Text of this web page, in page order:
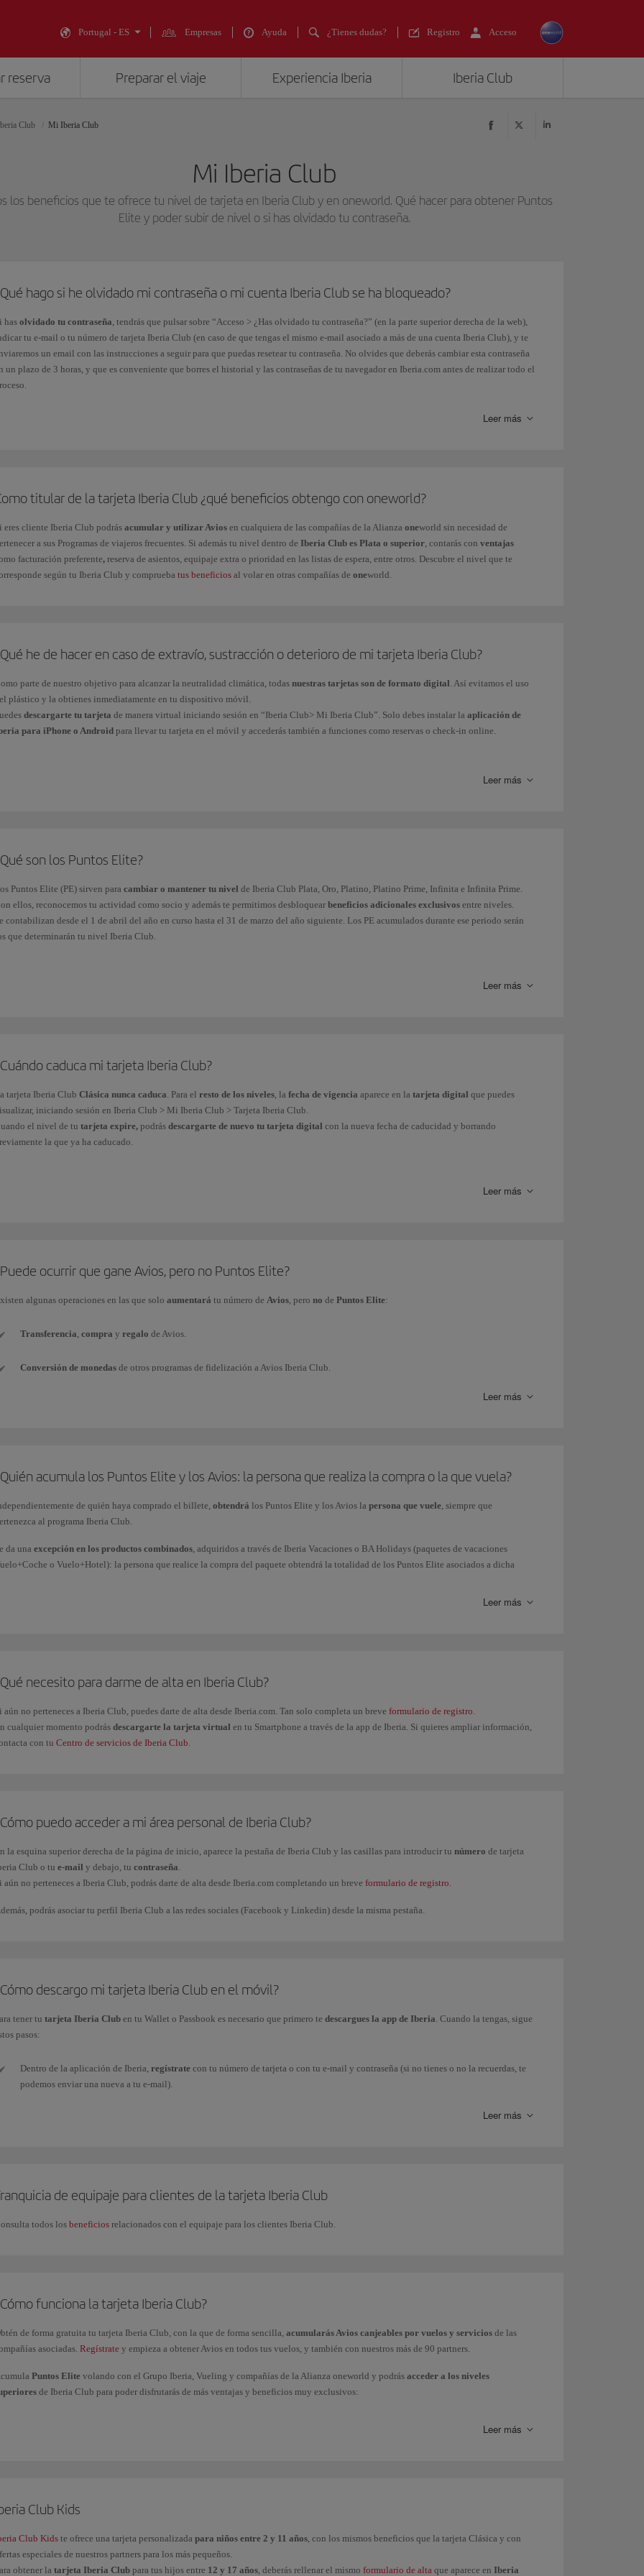
Portugal - ES Empresas Ayuda ¿Tienes dudas? Registro Acceso
reserva Preparar el viaje Experiencia Iberia Iberia Club
Iberia Club Mi Iberia Club
Mi Iberia Club
los beneficios que te ofrece tu nivel de tarjeta en Iberia Club y en oneworld. Qué hacer para obtener Puntos
Elite y poder subir de nivel o si has olvidado tu contraseña.
hago si he olvidado mi contraseña o mi cuenta Iberia Club se ha bloqueado?
has olvidado tu contraseña, tendrás que pulsar sobre “Acceso > ¿Has olvidado tu contraseña?” (en la parte superior derecha de la web),
tu e-mail o tu número de tarjeta Iberia Club (en caso de que tengas el mismo e-mail asociado a más de una cuenta Iberia Club), y te
un email con las instrucciones a seguir para que puedas resetear tu contraseña. No olvides que deberás cambiar esta contraseña
un plazo de 3 horas, y que es conveniente que borres el historial y las contraseñas de tu navegador en Iberia.com antes de realizar todo el
, deberás seguir las indicaciones que te proporciona el mismo sistema al introducirlo. Recuerda que
tarjeta Iberia Club no requiere reactivación, ni siquiera en periodos de inactividad.
Leer más
titular de la tarjeta Iberia Club ¿qué beneficios obtengo con oneworld?
eres cliente Iberia Club podrásacumular y utilizar Avios en cualquiera de las compañías de la Alianza oneworld sin necesidad de
a sus Programas de viajeros frecuentes. Si además tu nivel dentro de Iberia Club es Plata o superior, contarás con ventajas
facturación preferente, reserva de asientos, equipaje extra o prioridad en las listas de espera, entre otros. Descubre el nivel que te
según tu Iberia Club y comprueba tus beneficios al volar en otras compañías de oneworld.
he de hacer en caso de extravío, sustracción o deterioro de mi tarjeta Iberia Club?
parte de nuestro objetivo para alcanzar la neutralidad climática, todas nuestras tarjetas son de formato digital. Así evitamos el uso
plástico y la obtienes inmediatamente en tu dispositivo móvil.
descargarte tu tarjeta de manera virtual iniciando sesión en “Iberia Club> Mi Iberia Club”. Solo debes instalar la aplicación de
para iPhone o Android para llevar tu tarjeta en el móvil y accederás también a funciones como reservas o check-in online.
Leer más
son los Puntos Elite?
Puntos Elite (PE) sirven para cambiar o mantener tu nivel de Iberia Club Plata, Oro, Platino, Platino Prime, Infinita e Infinita Prime.
ellos, reconocemos tu actividad como socio y además te permitimos desbloquear beneficios adicionales exclusivos entre niveles.
contabilizan desde el 1 de abril del año en curso hasta el 31 de marzo del año siguiente. Los PE acumulados durante ese periodo serán
que determinarán tu nivel Iberia Club.
obtención de Puntos Elite
En tu día a día, a través de más de90 marcas asociadas
Puedes consultar tus Puntos Elite acumulados desde tu área privada Mi Iberia Club > Avios.
no se pueden comprar, regalar o transferir se obtienen al adquirir
Leer más
caduca mi tarjeta Iberia Club?
tarjeta Iberia Club Clásica nunca caduca. Para el resto de los niveles, la fecha de vigencia aparece en la tarjeta digital que puedes
iniciando sesión en Iberia Club > Mi Iberia Club > Tarjeta Iberia Club.
el nivel de tu tarjeta expire, podrás descargarte de nuevo tu tarjeta digital con la nueva fecha de caducidad y borrando
la que ya ha caducado.
Leer más
ocurrir que gane Avios, pero no Puntos Elite?
algunas operaciones en las que solo aumentará tu número de Avios, pero no de Puntos Elite:
Transferencia, compra y regalo de Avios.
Conversión de monedas de otros programas de fidelización a Avios Iberia Club.
Avios obtenidos como premio en competiciones o sorteos (por ganar, o por participar).
Avios decortesía como compensación por alguna incidencia.
programa tienen su propia normativa. La política de obtención de Puntos Elite por Avios ganados solo aplica a las compras realizadas a
Leer más
acumula los Puntos Elite y los Avios: la persona que realiza la compra o la que vuela?
de quién haya comprado el billete, obtendrá los Puntos Elite y los Avios la persona que vuele, siempre que
al programa Iberia Club.
da una excepción en los productos combinados, adquiridos a través de Iberia Vacaciones o BA Holidays (paquetes de vacaciones
o Vuelo+Hotel): la persona que realice la compra del paquete obtendrá la totalidad de los Puntos Elite asociados a dicha
Leer más
necesito para darme de alta en Iberia Club?
aún no perteneces a Iberia Club, puedes darte de alta desde Iberia.com. Tan solo completa un breve formulario de registro.
cualquier momento podrás descargarte la tarjeta virtual en tu Smartphone a través de la app de Iberia. Si quieres ampliar información,
con tu Centro de servicios de Iberia Club.
puedo acceder a mi área personal de Iberia Club?
la esquina superior derecha de la página de inicio, aparece la pestaña de Iberia Club y las casillas para introducir tu número de tarjeta
Club o tu e-mail y debajo, tu contraseña.
aún no perteneces a Iberia Club, podrás darte de alta desde Iberia.com completando un breve formulario de registro.
podrás asociar tu perfil Iberia Club a las redes sociales (Facebook y Linkedin) desde la misma pestaña.
descargo mi tarjeta Iberia Club en el móvil?
tener tu tarjeta Iberia Club en tu Wallet o Passbook es necesario que primero te descargues la app de Iberia. Cuando la tengas, sigue
pasos:
Dentro de la aplicación de Iberia, regístrate con tu número de tarjeta o con tu e-mail y contraseña (si no tienes o no la recuerdas, te
podemos enviar una nueva a tu e-mail).
Ya podemos salir de la appde Iberia y acceder a la app deWallet(o app instalada), de manera que puedas mostrar la tarjeta ante
Leer más
de equipaje para clientes de la tarjeta Iberia Club
todos losbeneficios relacionados con el equipaje para los clientes Iberia Club.
funciona la tarjeta Iberia Club?
de forma gratuita tu tarjeta Iberia Club, con la que de forma sencilla, acumularás Avios canjeables por vuelos y servicios de las
asociadas. Regístrate y empieza a obtener Avios en todos tus vuelos, y también con nuestros más de 90 partners.
Puntos Elite volando con el Grupo Iberia, Vueling y compañías de la Alianza oneworld y podrás acceder a los niveles
de Iberia Club para poder disfrutarás de más ventajas y beneficios muy exclusivos:
Platino Prime
Infinita
Infinita Prime
Leer más
Club Kids
Club Kidste ofrece una tarjeta personalizada para niños entre 2 y 11 años, con los mismos beneficios que la tarjeta Clásica y con
especiales de nuestros partners para los más pequeños.
obtener la tarjeta Iberia Club para tus hijos entre 12 y 17 años, deberás rellenar el mismo formulario de alta que aparece en Iberia